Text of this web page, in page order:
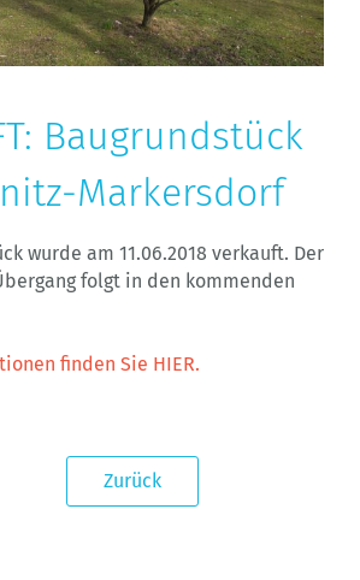
Baugrundstück
Markersdorf
wurde am 11.06.2018 verkauft. Der
folgt in den kommenden
finden Sie HIER.
Zurück